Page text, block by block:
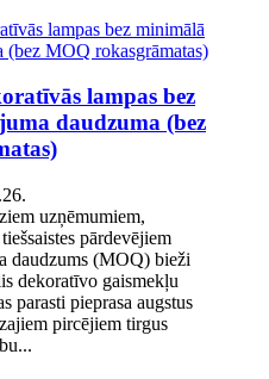
lampas bez
daudzuma (bez
uzņēmumiem,
pārdevējiem
daudzums (MOQ) bieži
dekoratīvo gaismekļu
parasti pieprasa augstus
pircējiem tirgus